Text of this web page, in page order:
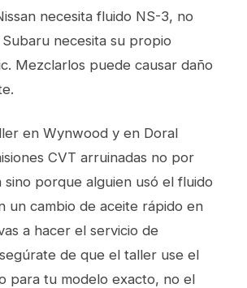
necesita fluido NS-3, no
necesita su propio
Mezclarlos puede causar daño
en Wynwood y en Doral
CVT arruinadas no por
sino porque alguien usó el fluido
un cambio de aceite rápido en
a hacer el servicio de
de que el taller use el
para tu modelo exacto, no el